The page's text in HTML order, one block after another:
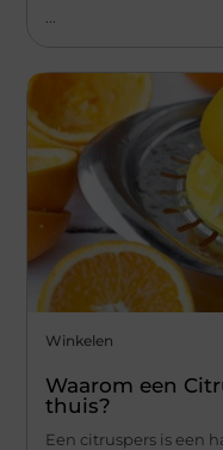
Winkelen
Waarom een
thuis?
Een citruspers is een